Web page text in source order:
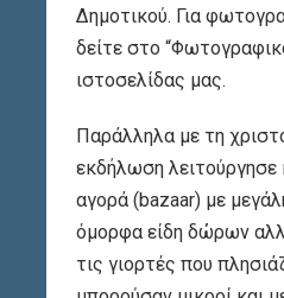
Δημοτικού. Για
δείτε στο
ιστοσελίδας μας.
Παράλληλα με τη
εκδήλωση λειτούργησε
αγορά (bazaar) με
όμορφα είδη δώρων
τις γιορτές που